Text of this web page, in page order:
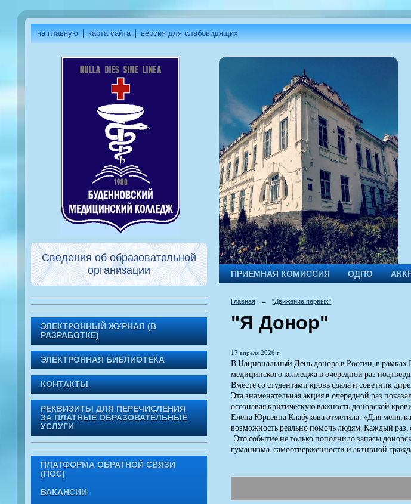
на главную карта сайта версия для слабовидящих
Сведения об образовательной
организации
ЭЛЕКТРОННЫЙ ЖУРНАЛ (В
РАЗРАБОТКЕ)
ЭЛЕКТРОННАЯ БИБЛИОТЕКА
КОНТАКТЫ
РЕКВИЗИТЫ ДЛЯ ПЕРЕЧИСЛЕНИЯ
ЗА ПЛАТНЫЕ ОБРАЗОВАТЕЛЬНЫЕ
УСЛУГИ
ПЛАТФОРМА ОБРАТНОЙ СВЯЗИ
(ПОС)
ВАКАНСИИ
ПРИЕМНАЯ КОМИССИЯ ОДПО
Главная → "Движение первых"
"Я Донор"
17 апреля 2026 г.
В Национальный День донора в России, в рамках
медицинского колледжа в очередной раз
Вместе со студентами кровь сдала и советник
Эта знаменательная акция в очередной раз
осознавая критическую важность донорской
Елена Юрьевна Клабукова отметила: «Для меня,
возможность реально помочь людям. Каждый
Это событие не только пополнило запасы
гуманизма, самоотверженности и активной